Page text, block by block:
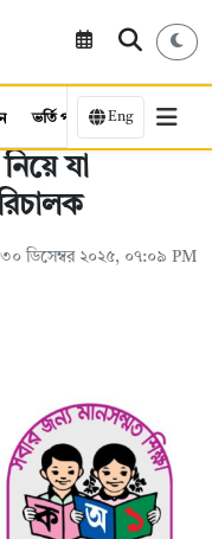
ভর্তি পরীক্ষা কর্মসংস্থান
Eng
যা
৩০ ডিসেম্বর ২০২৫, ০৭:০৯ PM